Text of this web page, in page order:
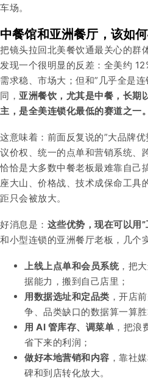
车场。
中餐馆和亚洲餐厅，该如
把镜头拉回北美餐饮通最关心的
发现一个很明显的反差：全美约
需求稳、市场大；但和”几乎全是
同， 亚洲餐饮，尤其是中餐，长期
主，是全美连锁化最低的赛道之一。
这意味着：前面反复说的”大品牌
议价权、统一的点单和营销系统
恰恰是大多数中餐老板最难靠自己
座大山、价格战、技术成保命工具
距只会被放大。
好消息是： 这些优势，现在可以用”
和小型连锁的亚洲餐厅老板，几个
上线上点单和会员系统，把
据能力，搬到自己店里；
用数据选址和定品类 ，开店
争、品类缺口的数据算一算
用 AI 管库存、调菜单 ，把浪
省下来的利润；
做好本地营销和内容 ，靠社
碑和到店转化放大。